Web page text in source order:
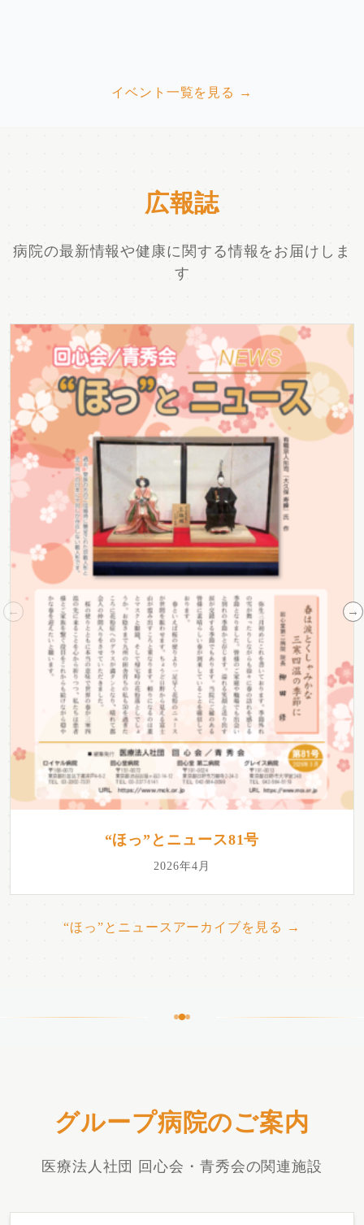
イベント一覧を見る →
広報誌
病院の最新情報や健康に関する情報をお届けしま
す
“ほっ”とニュース81号
2026年4月
“ほっ”とニュースアーカイブを見る →
グループ病院のご案内
医療法人社団 回心会・青秀会の関連施設